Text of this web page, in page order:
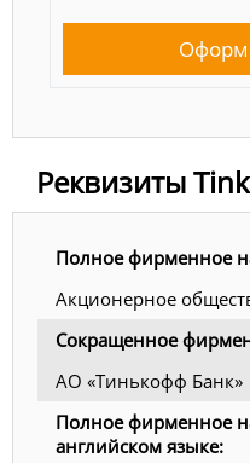
Реквизиты
Полное фирменное
Акционерное
Сокращенное
АО «Тинькофф Банк»
Полное фирменное
английском языке: